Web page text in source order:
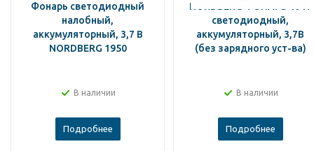
Фонарь светодиодный
налобный,
аккумуляторный, 3,7 В
NORDBERG 1950
В наличии
Подробнее
NORDBERG ФОНАРЬ 1917
светодиодный,
аккумуляторный, 3,7В
(без зарядного уст-ва)
В наличии
Подробнее